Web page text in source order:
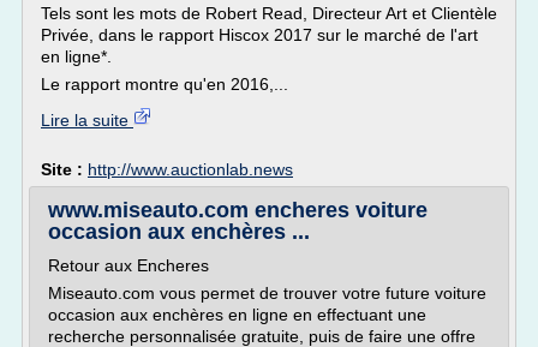
Tels sont les mots de Robert Read, Directeur Art et Clientèle
Privée, dans le rapport Hiscox 2017 sur le marché de l'art
en ligne*.
Le rapport montre qu'en 2016,...
Lire la suite
Site : http://www.auctionlab.news
www.miseauto.com encheres voiture
occasion aux enchères ...
Retour aux Encheres
Miseauto.com vous permet de trouver votre future voiture
occasion aux enchères en ligne en effectuant une
recherche personnalisée gratuite, puis de faire une offre